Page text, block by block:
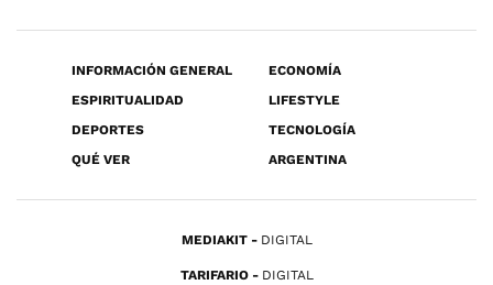
INFORMACIÓN GENERAL
ECONOMÍA
ESPIRITUALIDAD
LIFESTYLE
DEPORTES
TECNOLOGÍA
QUÉ VER
ARGENTINA
MEDIAKIT DIGITAL
TARIFARIO DIGITAL